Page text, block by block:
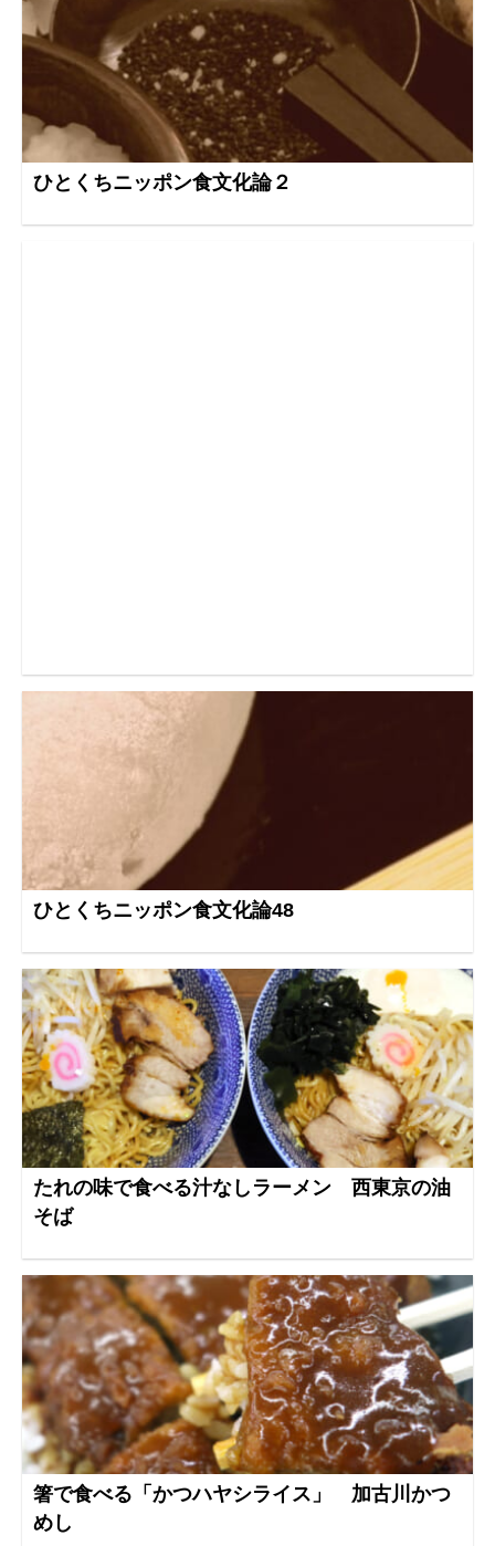
ひとくちニッポン食文化論２
ひとくちニッポン食文化論48
たれの味で食べる汁なしラーメン 西東京の油
そば
箸で食べる「かつハヤシライス」 加古川かつ
めし